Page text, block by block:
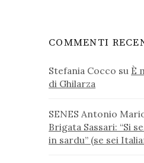
COMMENTI
Stefania Cocco su È
di Ghilarza
SENES Antonio
Brigata Sassari: “Si
in sardu” (se sei